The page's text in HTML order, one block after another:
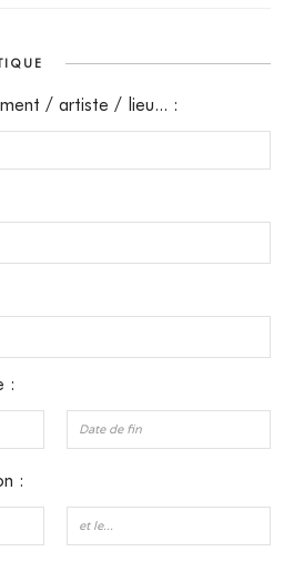
/ artiste / lieu... :
:
: